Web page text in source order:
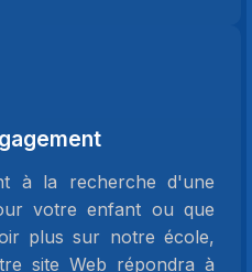
à la recherche d'une
votre enfant ou que
plus sur notre école,
site Web répondra à